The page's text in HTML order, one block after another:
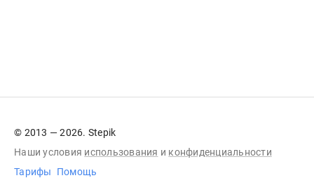
© 2013 — 2026. Stepik
Наши условия использования и конфиденциальности
Тарифы
Помощь